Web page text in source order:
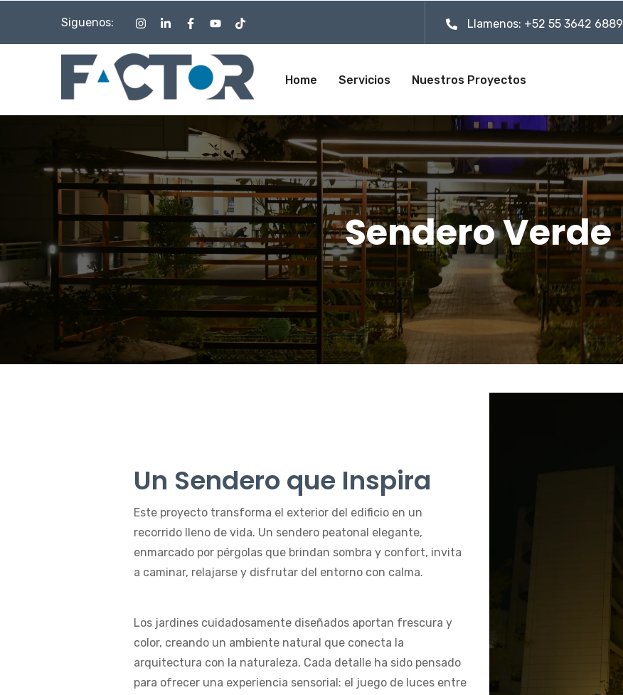
Siguenos: Llamenos: +52 55 3642 6889
Home Servicios Nuestros Proyectos
Sendero Verde
Un Sendero que Inspira
Este proyecto transforma el exterior del edificio en un
recorrido lleno de vida. Un sendero peatonal elegante,
enmarcado por pérgolas que brindan sombra y confort, invita
a caminar, relajarse y disfrutar del entorno con calma.
Los jardines cuidadosamente diseñados aportan frescura y
color, creando un ambiente natural que conecta la
arquitectura con la naturaleza. Cada detalle ha sido pensado
para ofrecer una experiencia sensorial: el juego de luces entre